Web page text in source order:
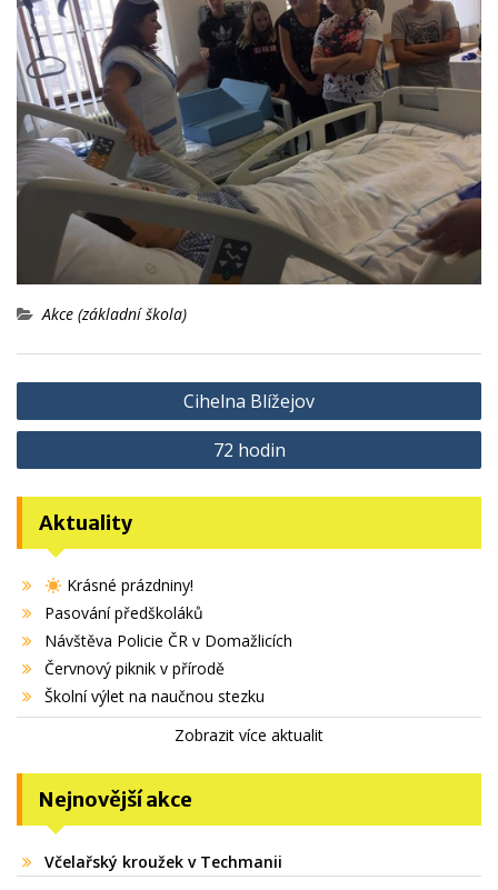
Akce (základní škola)
Navigace
pro
Cihelna Blížejov
72 hodin
Aktuality
Krásné prázdniny!
Pasování předškoláků
Návštěva Policie ČR v Domažlicích
Červnový piknik v přírodě
Školní výlet na naučnou stezku
Zobrazit více aktualit
Nejnovější akce
Včelařský kroužek v Techmanii